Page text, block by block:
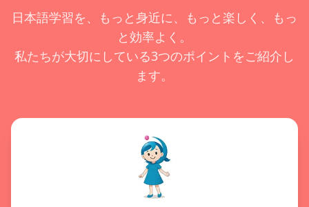
日本語学習を、もっと身近に、もっと楽しく、もっ
と効率よく。
私たちが大切にしている3つのポイントをご紹介し
ます。